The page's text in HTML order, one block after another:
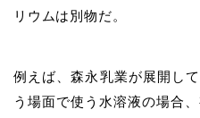
リウムは別物だ。
例えば、森永乳業が展開し
う場面で使う水溶液の場合